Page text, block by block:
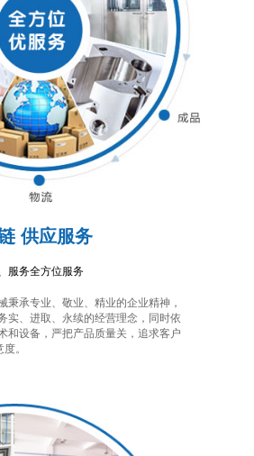
供应服务
服务全方位服务
秉承专业、敬业、精业的企业精神，
实、进取、永续的经营理念，同时依
和设备，严把产品质量关，追求客户
。